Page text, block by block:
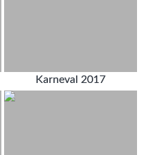
Karneval 2017